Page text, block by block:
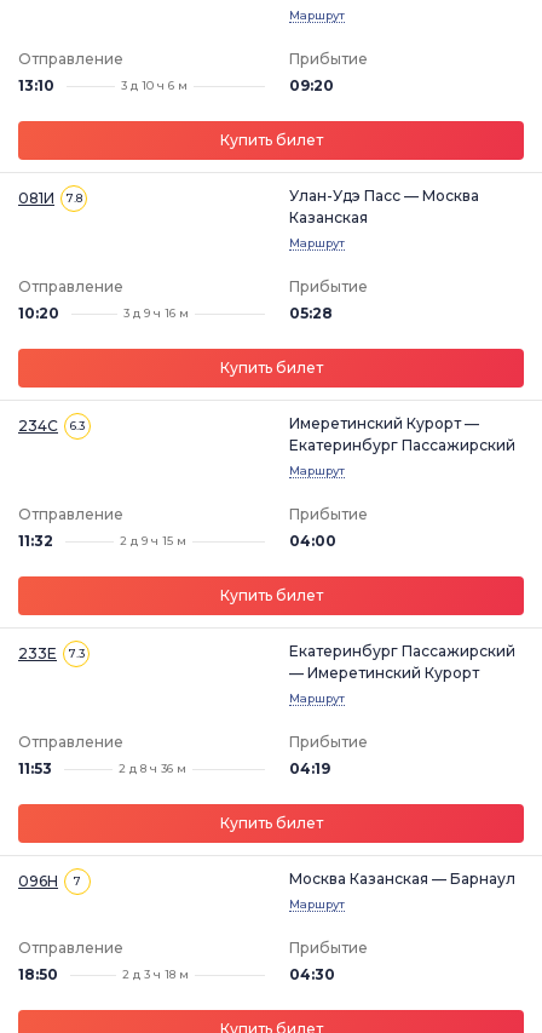
Маршрут
Отправление
13:10
3 д 10 ч 6 м
Прибытие
09:20
Купить билет
081И 7.8
Улан-Удэ Пасс — Москва
Казанская
Маршрут
Отправление
10:20
3 д 9 ч 16 м
Прибытие
05:28
Купить билет
234С 6.3
Имеретинский Курорт —
Екатеринбург Пассажирский
Маршрут
Отправление
11:32
2 д 9 ч 15 м
Прибытие
04:00
Купить билет
233Е 7.3
Екатеринбург Пассажирский
— Имеретинский Курорт
Маршрут
Отправление
11:53
2 д 8 ч 36 м
Прибытие
04:19
Купить билет
096Н 7 Москва Казанская — Барнаул
Маршрут
Отправление
18:50
2 д 3 ч 18 м
Прибытие
04:30
Купить билет